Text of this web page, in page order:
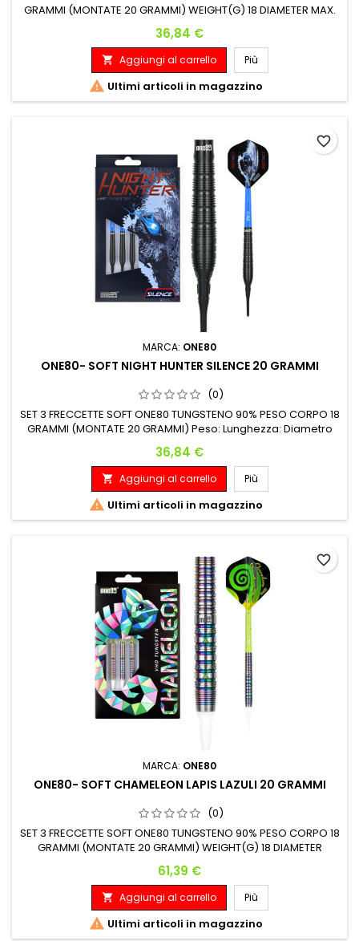
GRAMMI (MONTATE 20 GRAMMI) WEIGHT(G) 18 DIAMETER MAX.
Prezzo
36,84 €
 Aggiungi al carrello Più
 Ultimi articoli in magazzino
MARCA: ONE80
ONE80- SOFT NIGHT HUNTER SILENCE 20 GRAMMI
(0)
SET 3 FRECCETTE SOFT ONE80 TUNGSTENO 90% PESO CORPO 18
GRAMMI (MONTATE 20 GRAMMI) Peso: Lunghezza: Diametro
Prezzo
36,84 €
 Aggiungi al carrello Più
 Ultimi articoli in magazzino
favorite_border
MARCA: ONE80
ONE80- SOFT CHAMELEON LAPIS LAZULI 20 GRAMMI
(0)
SET 3 FRECCETTE SOFT ONE80 TUNGSTENO 90% PESO CORPO 18
GRAMMI (MONTATE 20 GRAMMI) WEIGHT(G) 18 DIAMETER
Prezzo
61,39 €
 Aggiungi al carrello Più
 Ultimi articoli in magazzino
favorite_border